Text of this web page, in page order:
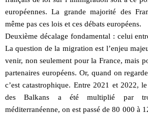
européennes. La grande majorité des
même pas ces lois et ces débats européens.
Deuxième décalage fondamental : celui
La question de la migration est l’enjeu
venir, non seulement pour la France, mais
partenaires européens. Or, quand on
c’est catastrophique. Entre 2021 et 2022,
des Balkans a été multiplié par
méditerranéenne, on est passé de 80 000 à